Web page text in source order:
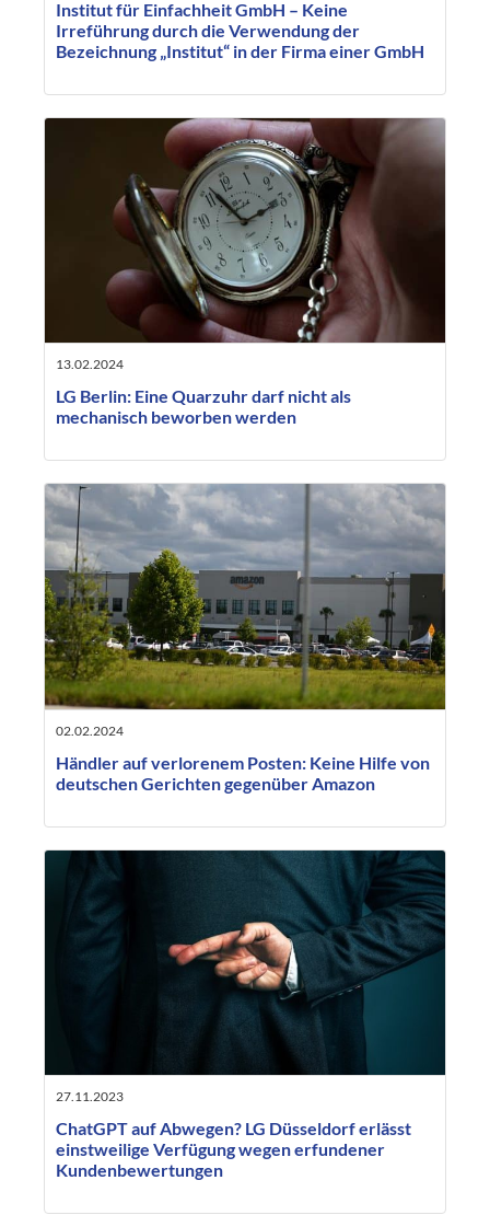
Institut für Einfachheit GmbH – Keine
Irreführung durch die Verwendung der
Bezeichnung „Institut“ in der Firma einer GmbH
13.02.2024
LG Berlin: Eine Quarzuhr darf nicht als
mechanisch beworben werden
02.02.2024
Händler auf verlorenem Posten: Keine Hilfe von
deutschen Gerichten gegenüber Amazon
27.11.2023
ChatGPT auf Abwegen? LG Düsseldorf erlässt
einstweilige Verfügung wegen erfundener
Kundenbewertungen